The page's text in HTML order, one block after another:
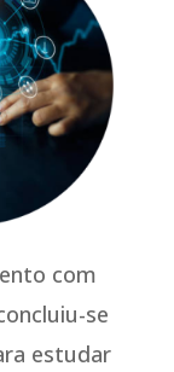
com
se
estudar